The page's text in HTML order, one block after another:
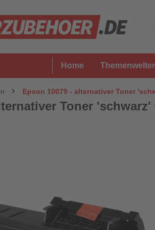
Home
Epson 10079 - alternativer Toner
Toner